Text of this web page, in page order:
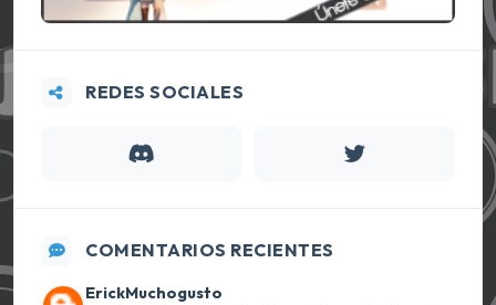
REDES SOCIALES
COMENTARIOS RECIENTES
ErickMuchogusto